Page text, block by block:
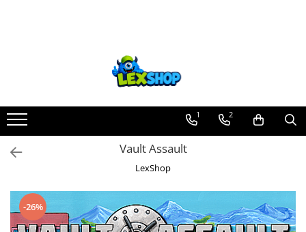
Board Games
Extensii boardgames
Card Games (jocuri cu carti)
Jocuri pentru toata familia
Party Games (jocuri de petrecere)
1 2
Vault Assault
LexShop
-26%